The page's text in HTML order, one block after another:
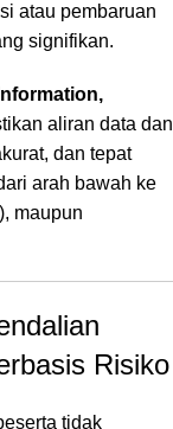
atau pembaruan
signifikan.
aliran data dan
dan tepat
arah bawah ke
), maupun
Risiko
tidak